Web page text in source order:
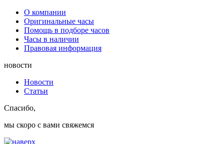
О компании
Оригинальные часы
Помощь в подборе часов
Часы в наличии
Правовая информация
новости
Новости
Статьи
Спасибо,
мы скоро с вами свяжемся